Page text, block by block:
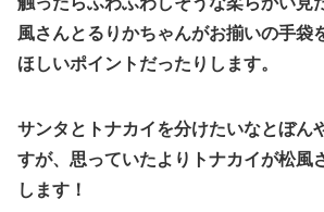
風さんとるりかちゃんがお揃いの手袋
ほしいポイントだったりします。
サンタとトナカイを分けたいなとぼん
すが、思っていたよりトナカイが松風
します！